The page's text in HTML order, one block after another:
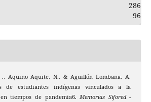
286
96
., Aquino Aquite, N., & Aguillón Lombana, A.
de estudiantes indígenas vinculados a la
tiempos de pandemia6.Memorias Sifored -